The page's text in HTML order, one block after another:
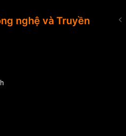
nghệ và Truyền
<